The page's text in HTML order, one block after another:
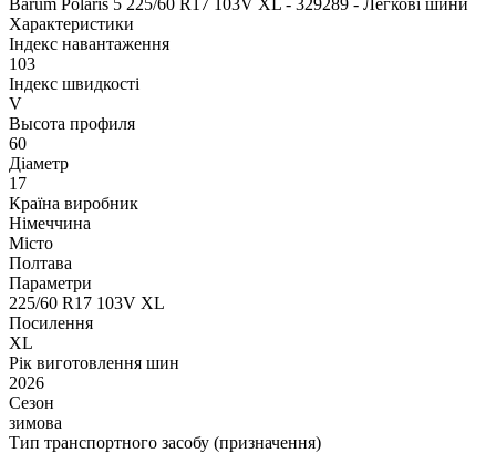
Характеристики
Індекс навантаження
103
Індекс швидкості
V
Высота профиля
60
Діаметр
17
Країна виробник
Німеччина
Місто
Полтава
Параметри
225/60 R17 103V XL
Посилення
XL
Рік виготовлення шин
2026
Сезон
зимова
Тип транспортного засобу (призначення)